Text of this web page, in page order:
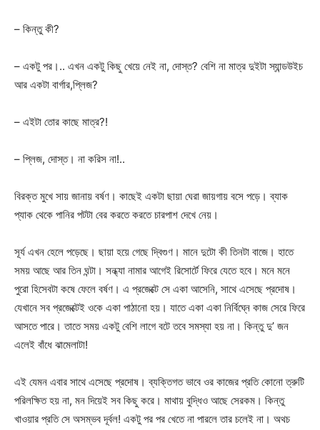
– কিন্তু কী?
– একটু পর।.. এখন একটু কিছু খেয়ে নেই না, দোস্ত? বেশি না মাত্র দুইটা স্যান্ডউইচ
আর একটা বার্গার,প্লিজ?
– এইটা তোর কাছে মাত্র?!
– প্লিজ, দোস্ত। না করিস না!..
বিরক্ত মুখে সায় জানায় বর্ষণ। কাছেই একটা ছায়া ঘেরা জায়গায় বসে পড়ে। ব্যাক
প্যাক থেকে পানির পটটা বের করতে করতে চারপাশ দেখে নেয়।
সূর্য এখন হেলে পড়েছে। ছায়া হয়ে গেছে দ্বিগুণ। মানে দুটো কী তিনটা বাজে। হাতে
সময় আছে আর তিন ঘন্টা। সন্ধ্যা নামার আগেই রিসোর্টে ফিরে যেতে হবে। মনে মনে
পুরো হিসেবটা কষে ফেলে বর্ষণ। এ প্রজেক্টে সে একা আসেনি, সাথে এসেছে প্রদোষ।
যেখানে সব প্রজেক্টেই ওকে একা পাঠানো হয়। যাতে একা একা নির্বিঘ্নে কাজ সেরে ফিরে
আসতে পারে। তাতে সময় একটু বেশি লাগে বটে তবে সমস্যা হয় না। কিন্তু দু’ জন
এলেই বাঁধে ঝামেলাটা!
এই যেমন এবার সাথে এসেছে প্রদোষ। ব্যক্তিগত ভাবে ওর কাজের প্রতি কোনো ত্রুটি
পরিলক্ষিত হয় না, মন দিয়েই সব কিছু করে। মাথায় বুদ্ধিও আছে সেরকম। কিন্তু
খাওয়ার প্রতি সে অসম্ভব দূর্বল! একটু পর পর খেতে না পারলে তার চলেই না। অথচ